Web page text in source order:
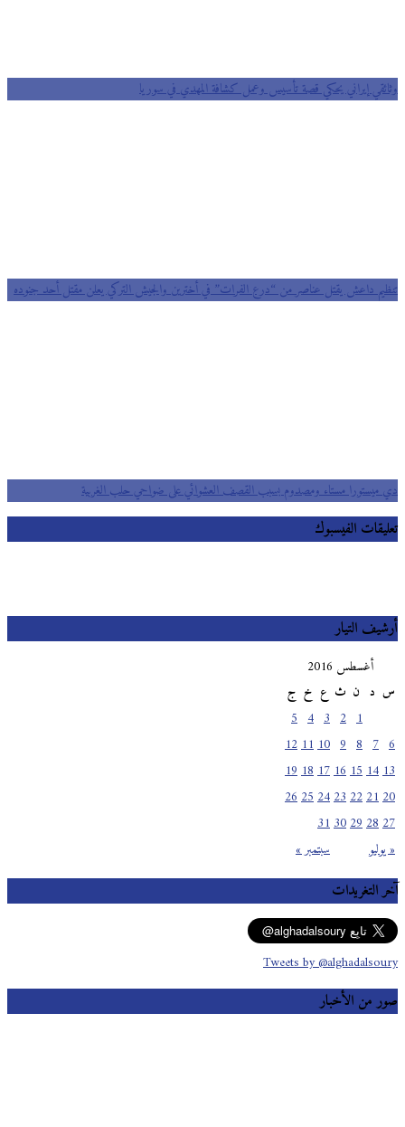
وثائقي إيراني يحكي قصة تأسيس وعمل كشافة المهدي في سوريا
تنظيم داعش يقتل عناصر من “درع الفرات” في أخترين والجيش التركي يعلن مقتل أحد جنوده
دي ميستورا مستاء ومصدوم بسبب القصف العشوائي على ضواحي حلب الغربية
تعليقات الفيسبوك
أرشيف التيار
أغسطس 2016
س
ث خ ج
« يوليو سبتمبر »
10
11
12
13
14
15
16
17
18
19
20
21
22
23
24
25
26
27
28
29
30
31
آخر التغريدات
Tweets by @alghadalsoury
صور من الأخبار